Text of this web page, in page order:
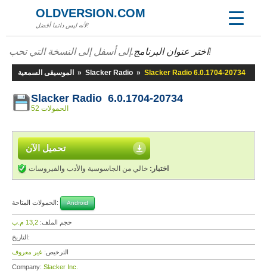
OLDVERSION.COM
لأنه ليس دائما أفضل!
اختر عنوان البرنامج.إلى أسفل إلى النسخة التي تحب!
الموسيقى السمعية » Slacker Radio » Slacker Radio 6.0.1704-20734
Slacker Radio 6.0.1704-20734
52 الحمولات
تحميل الآن
اختبار: خالي من الجاسوسية والأدب والفيروسات
الحمولات المتاحة: Android
حجم الملف: 13,2 م.ب
التاريخ:
الترخيص: غير معروف
Company: Slacker Inc.